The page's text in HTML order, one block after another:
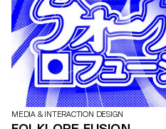
MEDIA & INTERACTION DESIGN